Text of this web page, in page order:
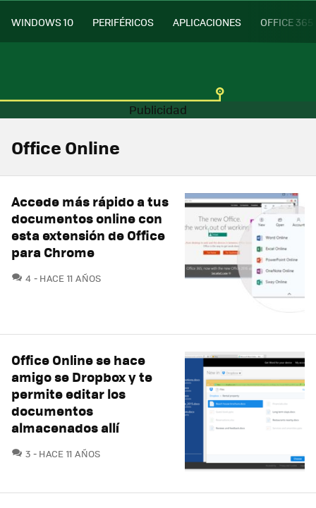
WINDOWS 10 PERIFÉRICOS APLICACIONES OFFICE 365
Office Online
Accede más rápido a tus
documentos online con
esta extensión de Office
para Chrome
4 COMENTARIOS
HACE 11 AÑOS
Office Online se hace
amigo se Dropbox y te
permite editar los
documentos
almacenados allí
3 COMENTARIOS
HACE 11 AÑOS